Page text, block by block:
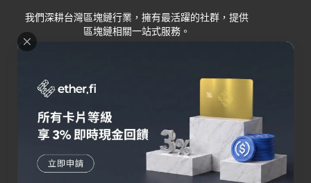
我們深耕台灣區塊鏈行業，擁有最活躍的社群，提供
區塊鏈相關一站式服務。
Grenade
關於我們
聯絡我們
錢包
交易所
Bybit
OKX
HOYA BIT